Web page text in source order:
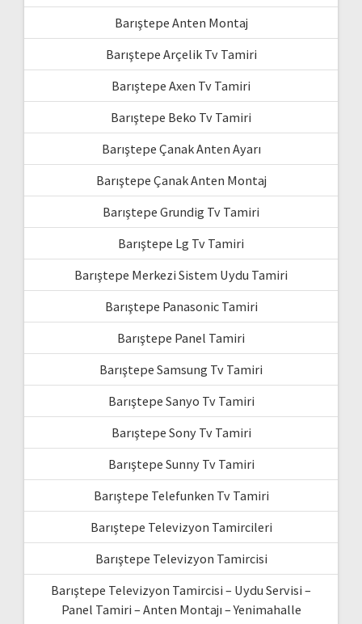
Barıştepe Anten Montaj
Barıştepe Arçelik Tv Tamiri
Barıştepe Axen Tv Tamiri
Barıştepe Beko Tv Tamiri
Barıştepe Çanak Anten Ayarı
Barıştepe Çanak Anten Montaj
Barıştepe Grundig Tv Tamiri
Barıştepe Lg Tv Tamiri
Barıştepe Merkezi Sistem Uydu Tamiri
Barıştepe Panasonic Tamiri
Barıştepe Panel Tamiri
Barıştepe Samsung Tv Tamiri
Barıştepe Sanyo Tv Tamiri
Barıştepe Sony Tv Tamiri
Barıştepe Sunny Tv Tamiri
Barıştepe Telefunken Tv Tamiri
Barıştepe Televizyon Tamircileri
Barıştepe Televizyon Tamircisi
Barıştepe Televizyon Tamircisi – Uydu Servisi –
Panel Tamiri – Anten Montajı – Yenimahalle